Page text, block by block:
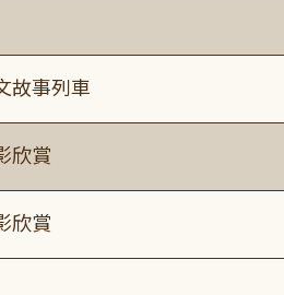
故事列車
欣賞
欣賞